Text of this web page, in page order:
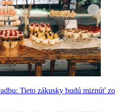
Tieto zákusky budú miznúť zo